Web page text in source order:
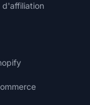
d'affiliation